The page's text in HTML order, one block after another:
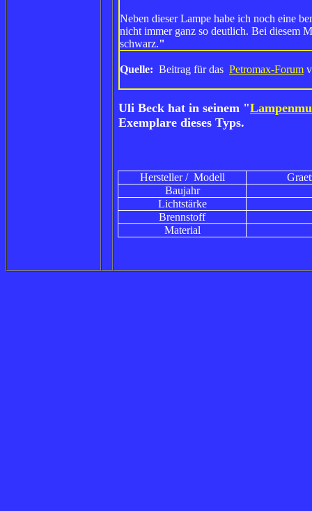
Neben dieser Lampe habe ich noch eine
nicht immer ganz so deutlich. Bei diesem
schwarz."
Quelle: Beitrag für das Petromax-Forum
Uli Beck hat in seinem "
Exemplare dieses Typs.
Hersteller / Modell
Baujahr
Lichtstärke
Brennstoff
Material